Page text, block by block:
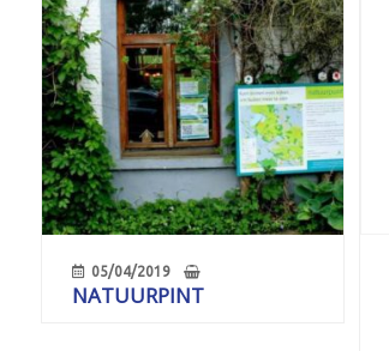
05/04/2019
NATUURPINT